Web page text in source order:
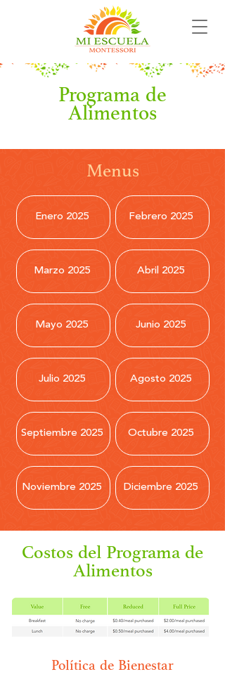
Programa de
Alimentos
Menus
Enero 2025
Marzo 2025
Mayo 2025
Julio 2025
Septiembre 2025
Noviembre 2025
Febrero 2025
Abril 2025
Junio 2025
Agosto 2025
Octubre 2025
Diciembre 2025
Costos del Programa de
Alimentos
Política de Bienestar